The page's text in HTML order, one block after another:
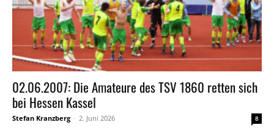
02.06.2007: Die Amateure des TSV 1860 retten sich
bei Hessen Kassel
Stefan Kranzberg - 2. Juni 2026 8